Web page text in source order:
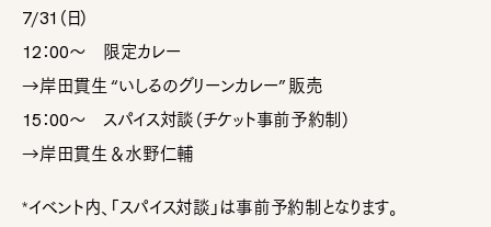
7/31（日）
12：00～ 限定カレー
→岸田貫生 “いしるのグリーンカレー” 販売
15：00～ スパイス対談（チケット事前予約制）
→岸田貫生＆水野仁輔
*イベント内、「スパイス対談」は事前予約制となります。